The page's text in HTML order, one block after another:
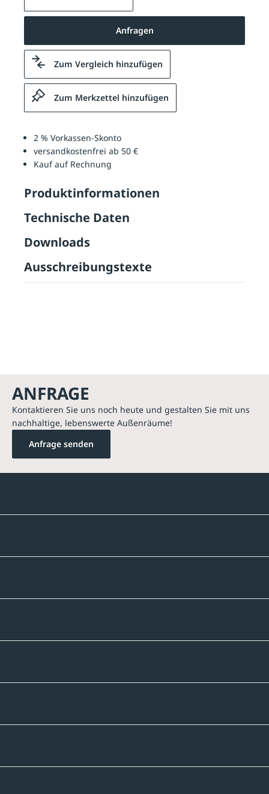
Anfragen
Zum Vergleich hinzufügen
Zum Merkzettel hinzufügen
2 % Vorkassen-Skonto
versandkostenfrei ab 50 €
Kauf auf Rechnung
Produktinformationen
Technische Daten
Downloads
Ausschreibungstexte
ANFRAGE
Kontaktieren Sie uns noch heute und gestalten Sie mit uns
nachhaltige, lebenswerte Außenräume!
Anfrage senden